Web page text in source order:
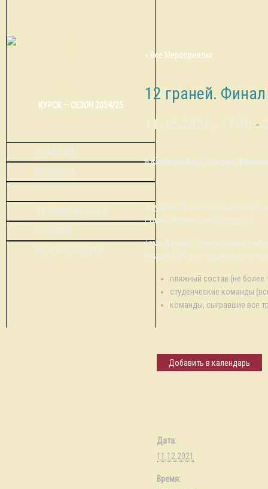
КУРСК — СЕЗОН 2024/25
ГЛАВНАЯ
НОВОСТИ
ТУРНИРЫ КЛУБА
О КЛУБЕ
ИСТОРИЯ КЛУБА
« Все Мероприятия
12 граней.
11.12.2021 , 17:30 -
В Клубе пройдет отыгрыш
3 тура по 12 вопросов,
Роман Мерзляков (Волгоград).
Темы финала: гуманитарные
Скидка 50% для следующих
пляжный состав (не более
студенческие команды
команды, сыгравшие все
Добавить в календарь
Дата:
11.12.2021
Время: